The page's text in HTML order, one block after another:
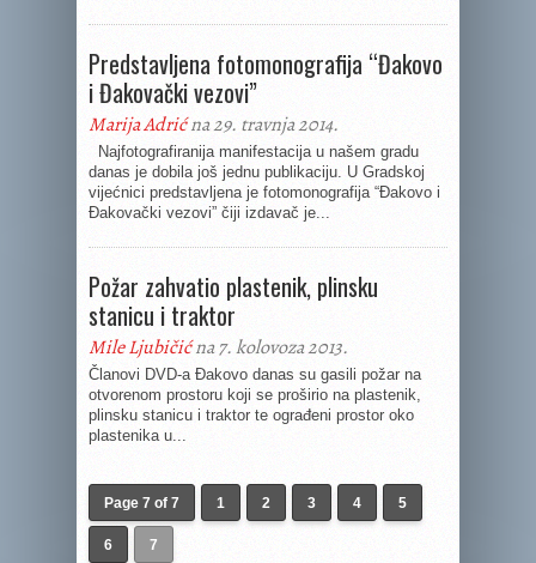
Predstavljena fotomonografija “Đakovo
i Đakovački vezovi”
Marija Adrićna 29. travnja 2014.
Najfotografiranija manifestacija u našem gradu
danas je dobila još jednu publikaciju. U Gradskoj
vijećnici predstavljena je fotomonografija “Đakovo i
Đakovački vezovi” čiji izdavač je...
Požar zahvatio plastenik, plinsku
stanicu i traktor
Mile Ljubičićna 7. kolovoza 2013.
Članovi DVD-a Đakovo danas su gasili požar na
otvorenom prostoru koji se proširio na plastenik,
plinsku stanicu i traktor te ograđeni prostor oko
plastenika u...
Page 7 of 7 1 2 3 4 5
6 7